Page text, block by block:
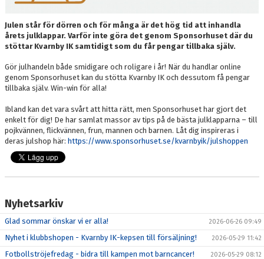
Julen står för dörren och för många är det hög tid att inhandla
årets julklappar. Varför inte göra det genom Sponsorhuset där du
stöttar Kvarnby IK samtidigt som du får pengar tillbaka själv.
Gör julhandeln både smidigare och roligare i år! När du handlar online
genom Sponsorhuset kan du stötta Kvarnby IK och dessutom få pengar
tillbaka själv. Win-win för alla!
Ibland kan det vara svårt att hitta rätt, men Sponsorhuset har gjort det
enkelt för dig! De har samlat massor av tips på de bästa julklapparna – till
pojkvännen, flickvännen, frun, mannen och barnen. Låt dig inspireras i
deras julshop här: https://www.sponsorhuset.se/kvarnbyik/julshoppen
Nyhetsarkiv
Glad sommar önskar vi er alla! 2026-06-26 09:49
Nyhet i klubbshopen - Kvarnby IK-kepsen till försäljning! 2026-05-29 11:42
Fotbollströjefredag - bidra till kampen mot barncancer! 2026-05-29 08:12